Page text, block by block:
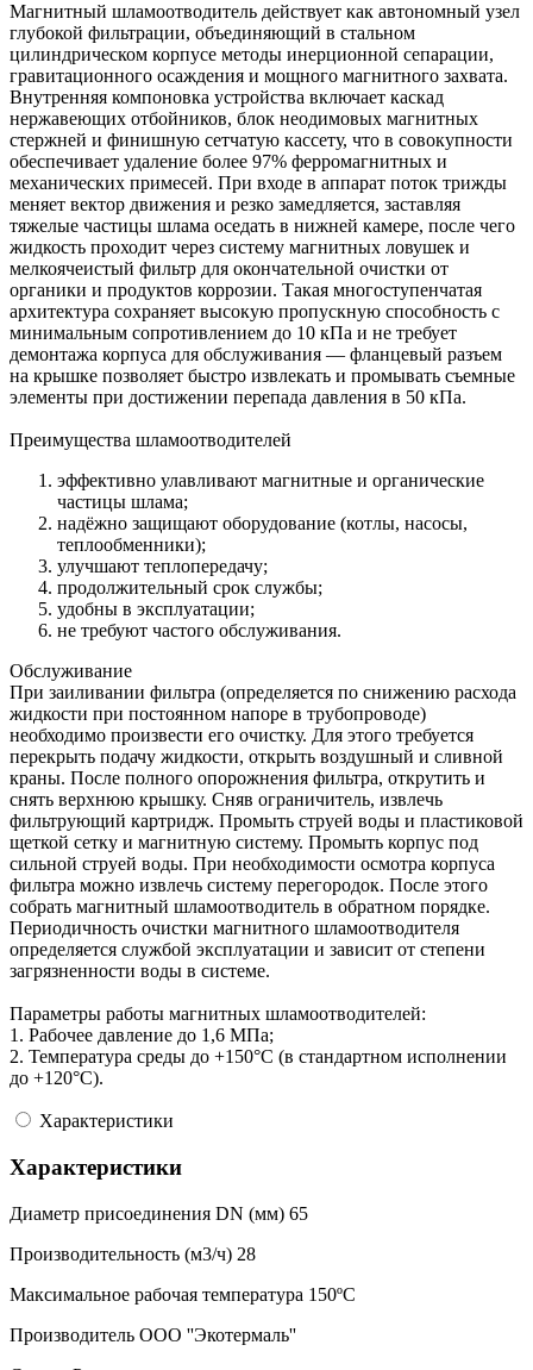
Магнитный шламоотводитель действует как автономный узел
глубокой фильтрации, объединяющий в стальном
цилиндрическом корпусе методы инерционной сепарации,
гравитационного осаждения и мощного магнитного захвата.
Внутренняя компоновка устройства включает каскад
нержавеющих отбойников, блок неодимовых магнитных
стержней и финишную сетчатую кассету, что в совокупности
обеспечивает удаление более 97% ферромагнитных и
механических примесей. При входе в аппарат поток трижды
меняет вектор движения и резко замедляется, заставляя
тяжелые частицы шлама оседать в нижней камере, после чего
жидкость проходит через систему магнитных ловушек и
мелкоячеистый фильтр для окончательной очистки от
органики и продуктов коррозии. Такая многоступенчатая
архитектура сохраняет высокую пропускную способность с
минимальным сопротивлением до 10 кПа и не требует
демонтажа корпуса для обслуживания — фланцевый разъем
на крышке позволяет быстро извлекать и промывать съемные
элементы при достижении перепада давления в 50 кПа.
Преимущества шламоотводителей
эффективно улавливают магнитные и органические
частицы шлама;
надёжно защищают оборудование (котлы, насосы,
теплообменники);
улучшают теплопередачу;
продолжительный срок службы;
удобны в эксплуатации;
не требуют частого обслуживания.
Обслуживание
При заиливании фильтра (определяется по снижению расхода
жидкости при постоянном напоре в трубопроводе)
необходимо произвести его очистку. Для этого требуется
перекрыть подачу жидкости, открыть воздушный и сливной
краны. После полного опорожнения фильтра, открутить и
снять верхнюю крышку. Сняв ограничитель, извлечь
фильтрующий картридж. Промыть струей воды и пластиковой
щеткой сетку и магнитную систему. Промыть корпус под
сильной струей воды. При необходимости осмотра корпуса
фильтра можно извлечь систему перегородок. После этого
собрать магнитный шламоотводитель в обратном порядке.
Периодичность очистки магнитного шламоотводителя
определяется службой эксплуатации и зависит от степени
загрязненности воды в системе.
Параметры работы магнитных шламоотводителей:
1. Рабочее давление до 1,6 МПа;
2. Температура среды до +150°С (в стандартном исполнении
до +120°С).
Характеристики
Характеристики
Диаметр присоединения DN (мм) 65
Производительность (м3/ч) 28
Максимальное рабочая температура 150ºC
Производитель ООО ''Экотермаль''